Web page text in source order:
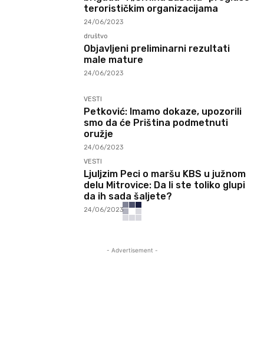
terorističkim organizacijama
24/06/2023
društvo
Objavljeni preliminarni rezultati
male mature
24/06/2023
VESTI
Petković: Imamo dokaze, upozorili
smo da će Priština podmetnuti
oružje
24/06/2023
VESTI
Ljuljzim Peci o maršu KBS u južnom
delu Mitrovice: Da li ste toliko glupi
da ih sada šaljete?
24/06/2023
- Advertisement -